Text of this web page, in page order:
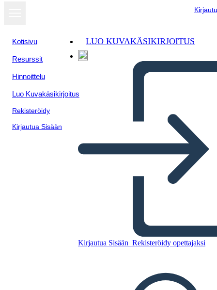
Kotisivu
Resurssit
Hinnoittelu
Luo Kuvakäsikirjoitus
Rekisteröidy
Kirjautua Sisään
LUO KUVAKÄSIKIRJOITUS
Kirjautua Sisään Rekisteröidy opettajaksi
Raccolta differenziata
LUO KUVAKÄSIKIRJOITUS
Näytä
diaesityksenä